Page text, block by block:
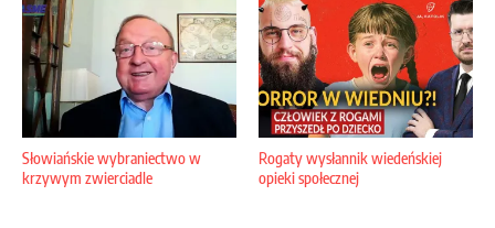
Słowiańskie wybraniectwo w
krzywym zwierciadle
Rogaty wysłannik wiedeńskiej
opieki społecznej